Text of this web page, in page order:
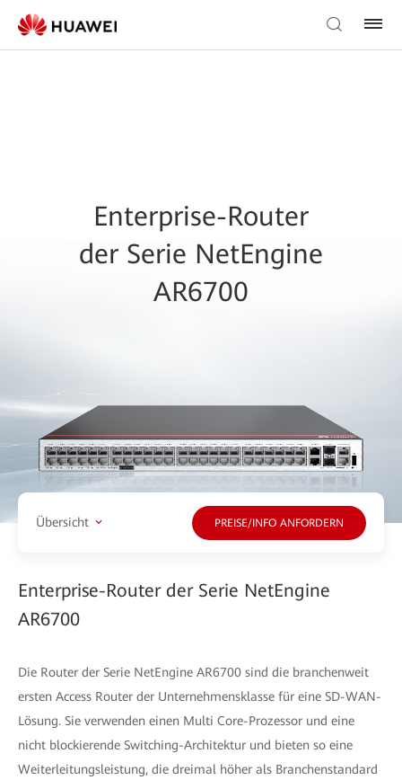
Enterprise-Router
der Serie NetEngine
AR6700
Übersicht PREISE/INFO ANFORDERN
Enterprise-Router der Serie NetEngine
AR6700
Die Router der Serie NetEngine AR6700 sind die branchenweit
ersten Access Router der Unternehmensklasse für eine SD-WAN-
Lösung. Sie verwenden einen Multi Core-Prozessor und eine
nicht blockierende Switching-Architektur und bieten so eine
Weiterleitungsleistung, die dreimal höher als Branchenstandard